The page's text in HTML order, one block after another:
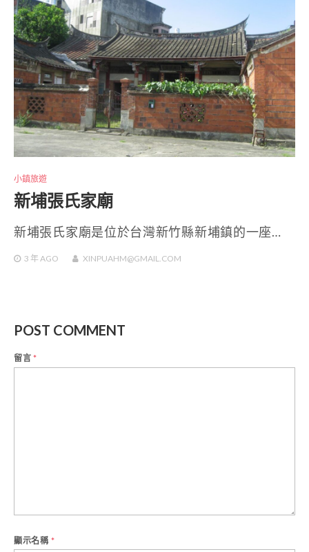
小鎮旅遊
新埔張氏家廟
新埔張氏家廟是位於台灣新竹縣新埔鎮的一座…
3 年AGO XINPUAHM@GMAIL.COM
POST COMMENT
留言*
顯示名稱 *